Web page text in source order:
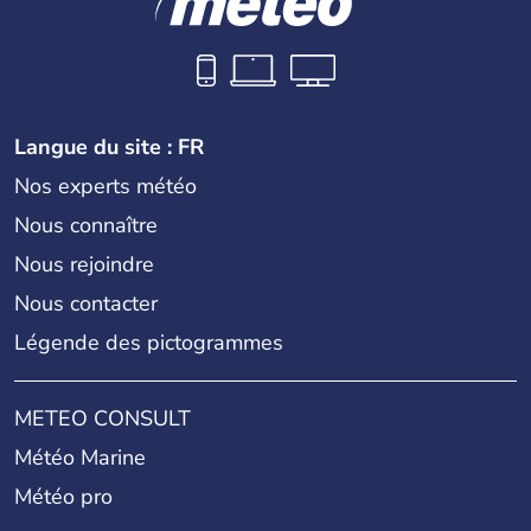
Langue du site : FR
Nos experts météo
Nous connaître
Nous rejoindre
Nous contacter
Légende des pictogrammes
METEO CONSULT
Météo Marine
Météo pro